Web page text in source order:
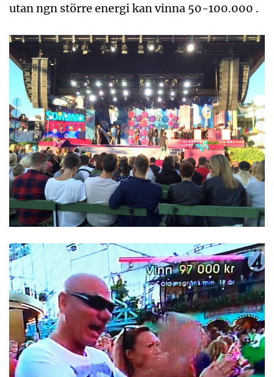
utan ngn större energi kan vinna 50-100.000 .